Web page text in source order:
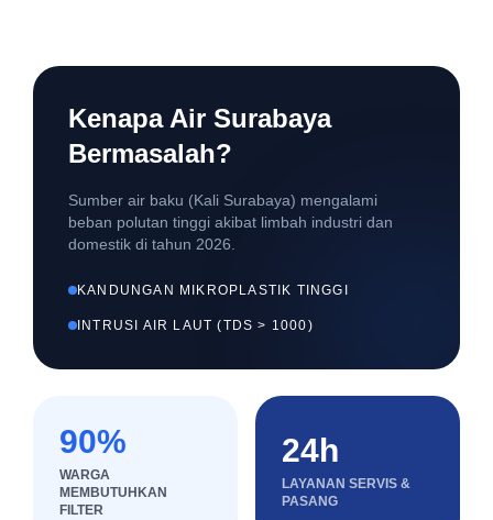
Kenapa Air Surabaya
Bermasalah?
Sumber air baku (Kali Surabaya) mengalami
beban polutan tinggi akibat limbah industri dan
domestik di tahun 2026.
KANDUNGAN MIKROPLASTIK TINGGI
INTRUSI AIR LAUT (TDS > 1000)
90%
WARGA
MEMBUTUHKAN
FILTER
24h
LAYANAN SERVIS &
PASANG